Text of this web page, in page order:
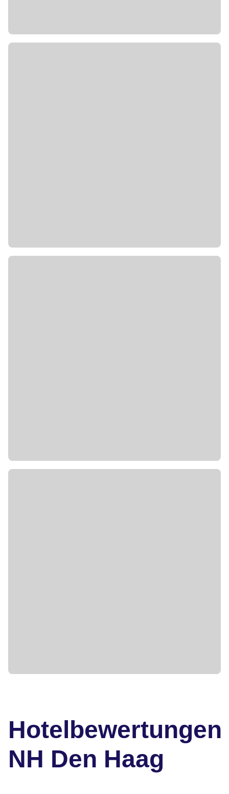
Hotelbewertungen
NH Den Haag